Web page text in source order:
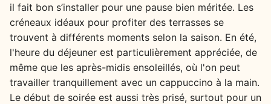
il fait bon s’installer pour une pause bien méritée. Les
créneaux idéaux pour profiter des terrasses se
trouvent à différents moments selon la saison. En été,
l'heure du déjeuner est particulièrement appréciée, de
même que les après-midis ensoleillés, où l'on peut
travailler tranquillement avec un cappuccino à la main.
Le début de soirée est aussi très prisé, surtout pour un